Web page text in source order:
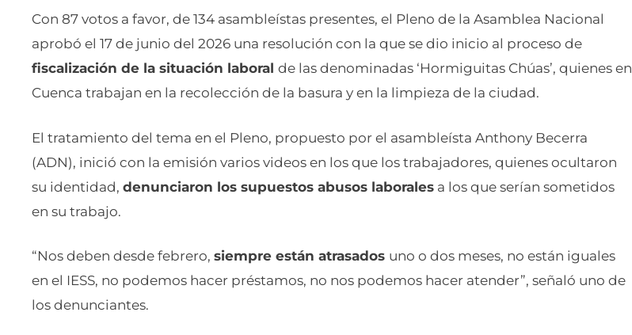
Con 87 votos a favor, de 134 asambleístas presentes, el Pleno de la Asamblea Nacional
aprobó el 17 de junio del 2026 una resolución con la que se dio inicio al proceso de
fiscalización de la situación laboral de las denominadas ‘Hormiguitas Chúas’, quienes en
Cuenca trabajan en la recolección de la basura y en la limpieza de la ciudad.
El tratamiento del tema en el Pleno, propuesto por el asambleísta Anthony Becerra
(ADN), inició con la emisión varios videos en los que los trabajadores, quienes ocultaron
su identidad, denunciaron los supuestos abusos laborales a los que serían sometidos
en su trabajo.
“Nos deben desde febrero, siempre están atrasados uno o dos meses, no están iguales
en el IESS, no podemos hacer préstamos, no nos podemos hacer atender”, señaló uno de
los denunciantes.